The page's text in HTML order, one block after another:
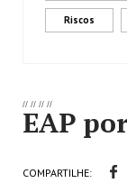
Riscos
// // // //
EAP
COMPARTILHE: